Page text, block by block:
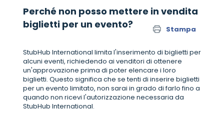
Perché non posso mettere in vendita
biglietti per un evento?
Stampa
StubHub International limita l'inserimento di biglietti per
alcuni eventi, richiedendo ai venditori di ottenere
un'approvazione prima di poter elencare i loro
biglietti. Questo significa che se tenti di inserire biglietti
per un evento limitato, non sarai in grado di farlo fino a
quando non ricevi l'autorizzazione necessaria da
StubHub International.